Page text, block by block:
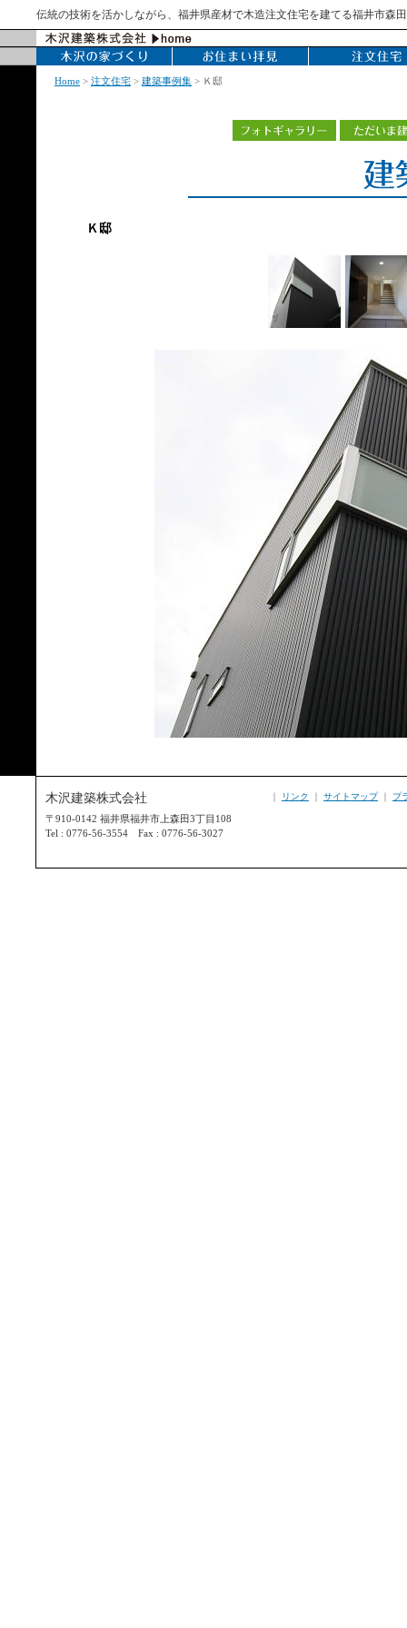
伝統の技術を活かしながら、福井県産材で木造注文住宅を建てる福井市森
Home > 注文住宅 > 建築事例集 > Ｋ邸
Ｋ邸
｜ リンク ｜ サイトマップ｜ プ
木沢建築株式会社
〒910-0142 福井県福井市上森田3丁目108
Tel : 0776-56-3554 Fax : 0776-56-3027